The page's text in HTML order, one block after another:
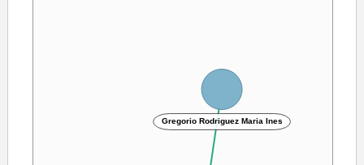
Gregorio Rodriguez Maria Ines